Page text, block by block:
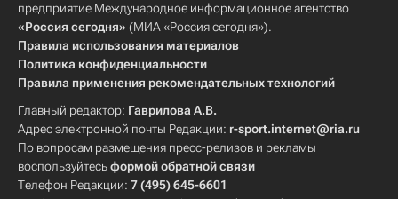
предприятие Международное информационное агентство
«Россия сегодня» (МИА «Россия сегодня»).
Правила использования материалов
Политика конфиденциальности
Правила применения рекомендательных технологий
Главный редактор: Гаврилова А.В.
Адрес электронной почты Редакции: r-sport.internet@ria.ru
По вопросам размещения пресс-релизов и рекламы
воспользуйтесьформой обратной связи
Телефон Редакции: 7 (495) 645-6601